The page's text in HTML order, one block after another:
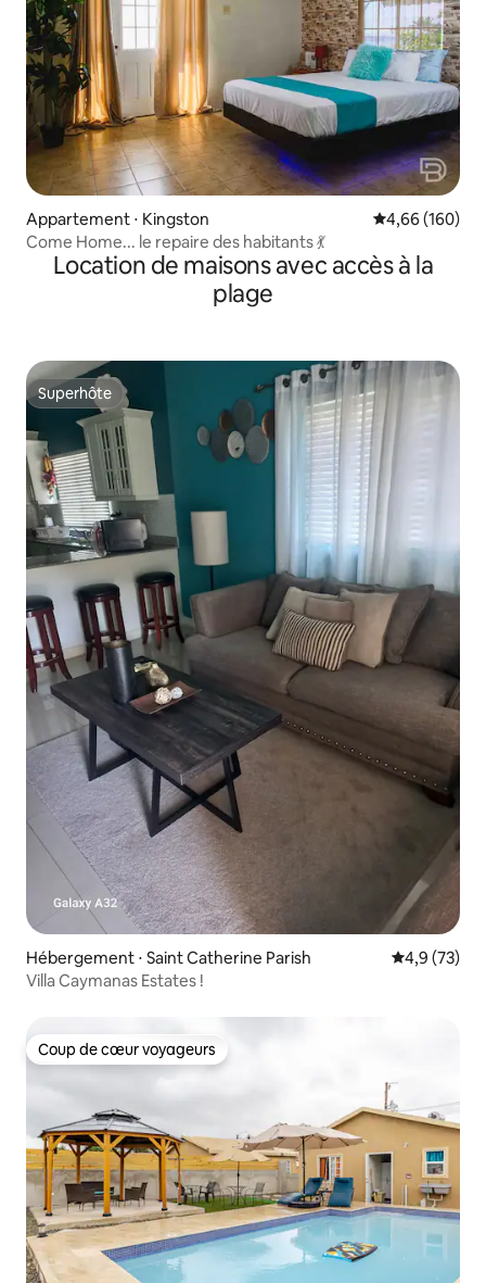
Appartement ⋅ Kingston Évaluation
4,66 (160)
Come Home... le repaire des habitants 💃
Location de maisons avec accès à la
plage
Superhôte
Superhôte
Hébergement ⋅ Saint Catherine Parish Évaluation
4,9 (73)
Villa Caymanas Estates !
Coup de cœur voyageurs
Coup de cœur voyageurs